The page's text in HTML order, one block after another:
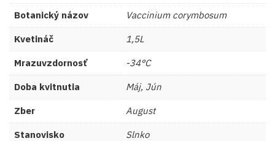
Botanický názov Vaccinium corymbosum
Kvetináč 1,5L
Mrazuvzdornosť -34°C
Doba kvitnutia Máj, Jún
Zber August
Stanovisko Slnko